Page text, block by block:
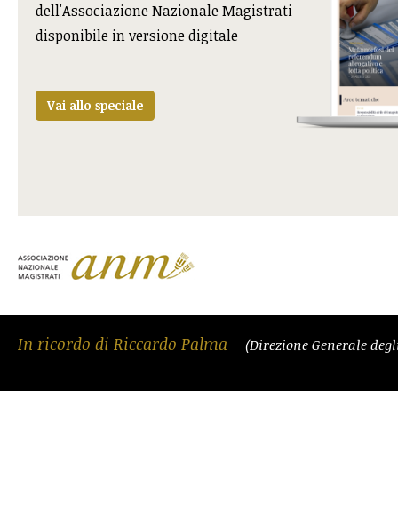
dell'Associazione Nazionale Magistrati
disponibile in versione digitale
Vai allo speciale
In ricordo di Riccardo Palma (Direzione Generale